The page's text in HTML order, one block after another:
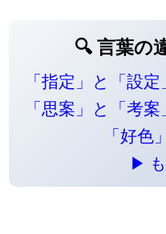
🔍 言葉の
「指定」と「設定
「思案」と「考案
「好色
▶